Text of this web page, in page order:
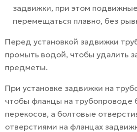
задвижки, при этом
перемещаться плавно, без
Перед установкой задвижки
промыть водой, чтобы удалить
предметы.
При установке задвижки на
чтобы фланцы на трубопроводе
перекосов, а болтовые
отверстиями на фланцах